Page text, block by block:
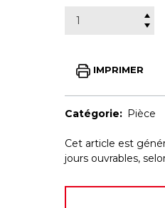
IMPRIMER
Catégorie: Pièce
Cet article est
jours ouvrables,